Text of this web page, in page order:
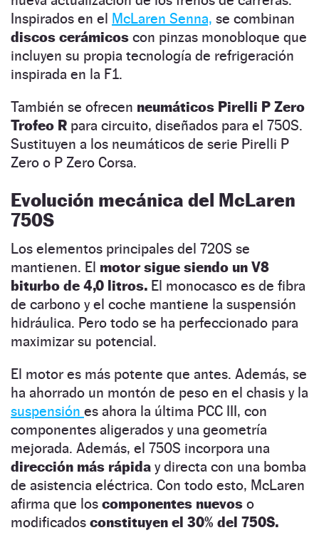
Inspirados en el McLaren Senna, se combinan
discos cerámicos con pinzas monobloque que
incluyen su propia tecnología de refrigeración
inspirada en la F1.
También se ofrecen neumáticos Pirelli P Zero
Trofeo R para circuito, diseñados para el 750S.
Sustituyen a los neumáticos de serie Pirelli P
Zero o P Zero Corsa.
Evolución mecánica del McLaren
750S
Los elementos principales del 720S se
mantienen. El motor sigue siendo un V8
biturbo de 4,0 litros. El monocasco es de fibra
de carbono y el coche mantiene la suspensión
hidráulica. Pero todo se ha perfeccionado para
maximizar su potencial.
El motor es más potente que antes. Además, se
ha ahorrado un montón de peso en el chasis y la
suspensión es ahora la última PCC III, con
componentes aligerados y una geometría
mejorada. Además, el 750S incorpora una
dirección más rápida y directa con una bomba
de asistencia eléctrica. Con todo esto, McLaren
afirma que los componentes nuevos o
modificados constituyen el 30% del 750S.